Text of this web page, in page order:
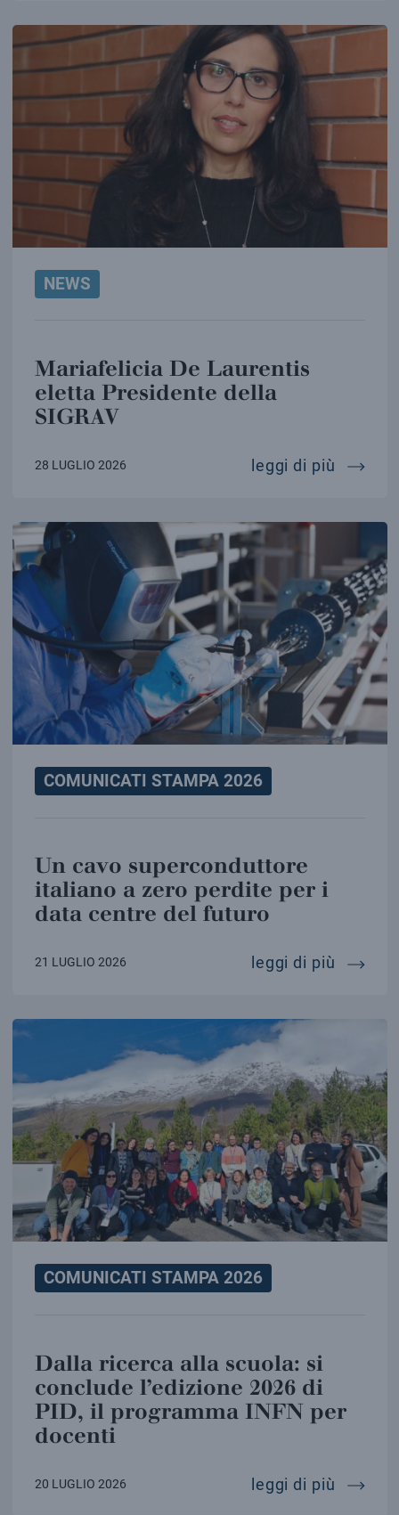
NEWS
Mariafelicia De Laurentis
eletta Presidente della
SIGRAV
28 LUGLIO 2026 leggi di più
COMUNICATI STAMPA 2026
Un cavo superconduttore
italiano a zero perdite per i
data centre del futuro
21 LUGLIO 2026 leggi di più un
COMUNICATI STAMPA 2026
Dalla ricerca alla scuola: si
conclude l’edizione 2026 di
PID, il programma INFN per
docenti
20 LUGLIO 2026 leggi di più dalla